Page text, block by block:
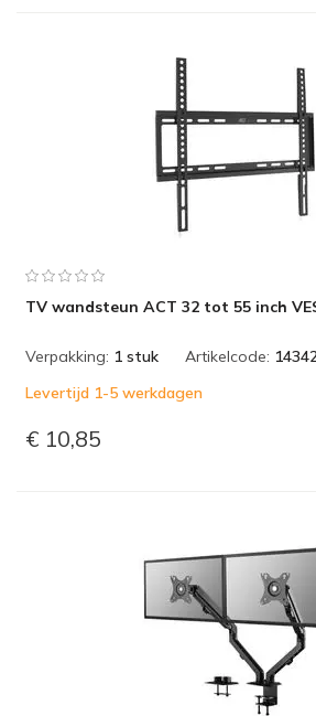
TV wandsteun ACT 32 tot 55 inch
Verpakking: 1 stuk Artikelcode:
Levertijd 1-5 werkdagen
€ 10,85